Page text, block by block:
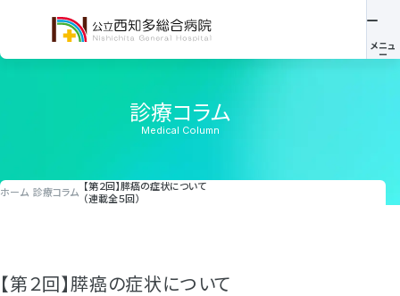
診療コラム
Medical Column
ホーム 診療コラム 【第２回】膵癌の症状について
（連載全５回）
【第２回】膵癌の症状について